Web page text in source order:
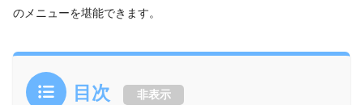
のメニューを堪能できます。
目次 非表示